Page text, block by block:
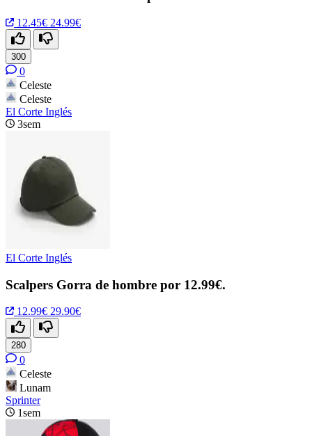
12.45€ 24.99€
300
0
Celeste
Celeste
El Corte Inglés
3sem
El Corte Inglés
Scalpers Gorra de hombre por 12.99€.
12.99€ 29.90€
280
0
Celeste
Lunam
Sprinter
1sem